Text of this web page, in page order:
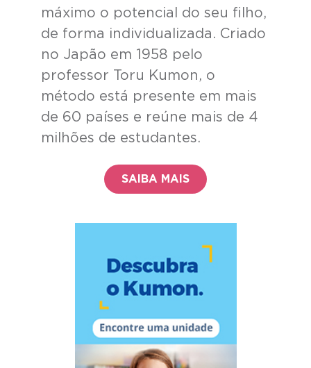
máximo o potencial do seu filho,
de forma individualizada. Criado
no Japão em 1958 pelo
professor Toru Kumon, o
método está presente em mais
de 60 países e reúne mais de 4
milhões de estudantes.
SAIBA MAIS